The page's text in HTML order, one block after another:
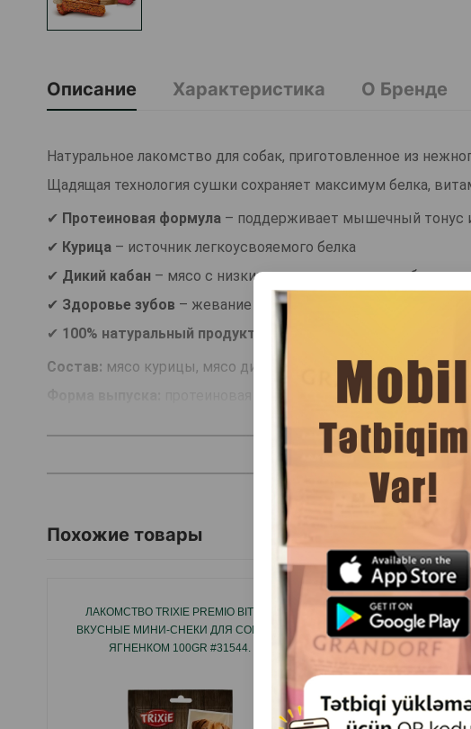
Описание Характеристика О Бренде
Натуральное лакомство для собак, приготовленное из
Щадящая технология сушки сохраняет максимум белка,
✔ Протеиновая формула – поддерживает мышечный тонус
✔ Курица – источник легкоусвояемого белка
✔ Дикий кабан – мясо с низким содержанием жира, богатое
✔ Здоровье зубов – жевание палочки укрепляет дёсны и
✔ 100% натуральный продукт
– без консервантов,
Состав: мясо курицы, мясо дикого кабана.
протеиновая сушёная палочка.
ЧИТАТЬ
Похожие товары
ЛАКОМСТВО TRIXIE PREMIO BITES -
ВКУСНЫЕ МИНИ-СНЕКИ ДЛЯ СОБАК С
ЯГНЕНКОМ 100GR #31544.
TRIXIE #31592
УТИНОЙ ГРУДКОЙ
БЕЛКОВОЕ
УКРЕПЛЯЮЩЕЕ